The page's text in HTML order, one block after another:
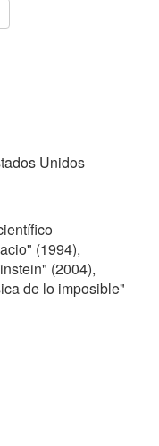
Unidos
(1994),
(2004),
de lo imposible"